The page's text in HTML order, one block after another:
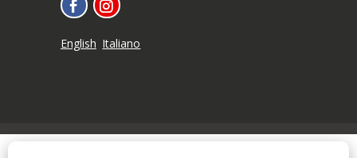
English Italiano